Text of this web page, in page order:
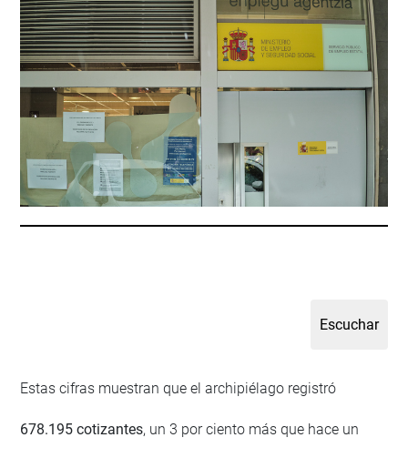
Estas cifras muestran que el archipiélago registró
678.195 cotizantes, un 3 por ciento más que hace un